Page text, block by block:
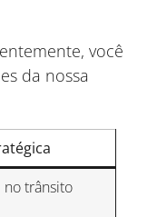
você
da nossa
no trânsito